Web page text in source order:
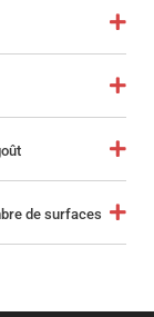
de surfaces